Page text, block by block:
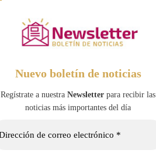
Nuevo boletín de noticias
Regístrate a nuestra Newsletter para recibir las
noticias más importantes del día